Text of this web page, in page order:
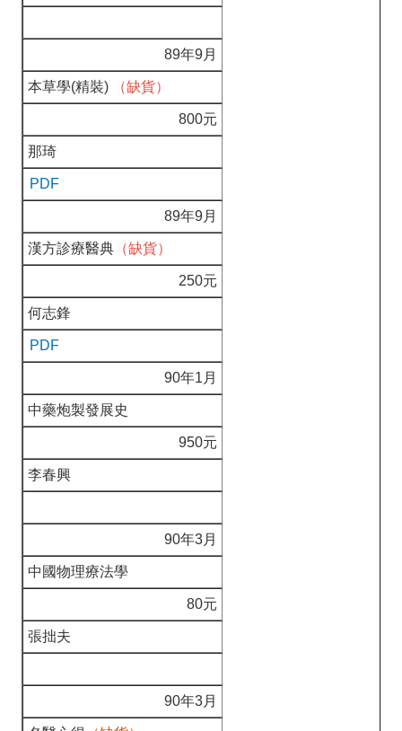
89年9月
本草學(精裝) （缺貨）
800元
那琦
PDF
89年9月
漢方診療醫典 （缺貨）
250元
何志鋒
PDF
90年1月
中藥炮製發展史
950元
李春興
90年3月
中國物理療法學
80元
張拙夫
90年3月